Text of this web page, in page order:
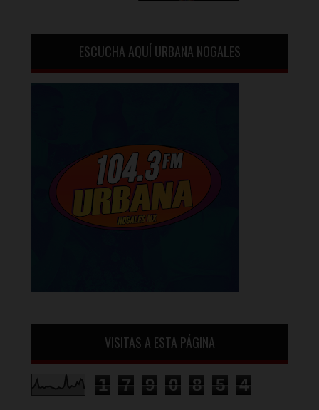
ESCUCHA AQUÍ URBANA NOGALES
VISITAS A ESTA PÁGINA
1 7 9 0 8 5 4